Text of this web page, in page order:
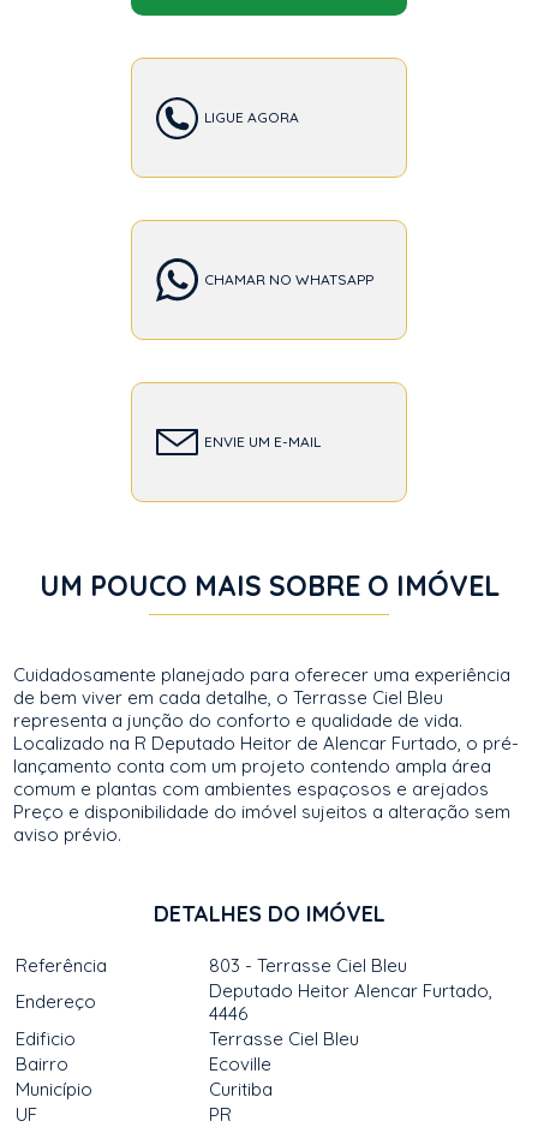
LIGUE AGORA
CHAMAR NO WHATSAPP
ENVIE UM E-MAIL
UM POUCO MAIS SOBRE O IMÓVEL
Cuidadosamente planejado para oferecer uma experiência
de bem viver em cada detalhe, o Terrasse Ciel Bleu
representa a junção do conforto e qualidade de vida.
Localizado na R Deputado Heitor de Alencar Furtado, o pré-
lançamento conta com um projeto contendo ampla área
comum e plantas com ambientes espaçosos e arejados
Preço e disponibilidade do imóvel sujeitos a alteração sem
aviso prévio.
DETALHES DO IMÓVEL
Referência
803 - Terrasse Ciel Bleu
Endereço
Deputado Heitor Alencar Furtado,
4446
Edificio
Terrasse Ciel Bleu
Bairro
Ecoville
Município
Curitiba
UF
PR